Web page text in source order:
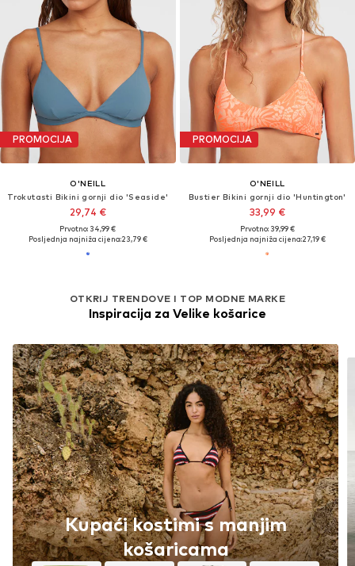
PROMOCIJA
O'NEILL
Trokutasti Bikini gornji dio 'Seaside'
29,74 €
Prvotno: 34,99 €
Posljednja najniža cijena:23,79 €
PROMOCIJA
O'NEILL
Bustier Bikini gornji dio 'Huntington'
33,99 €
Prvotno: 39,99 €
Posljednja najniža cijena:27,19 €
OTKRIJ TRENDOVE I TOP MODNE MARKE
Inspiracija za Velike košarice
Kupaći kostimi s manjim
košaricama